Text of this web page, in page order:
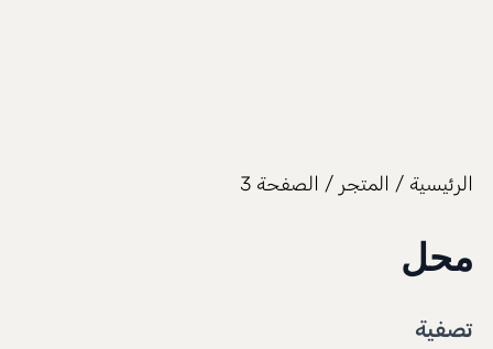
الرئيسية / المتجر / الصفحة 3
محل
تصفية